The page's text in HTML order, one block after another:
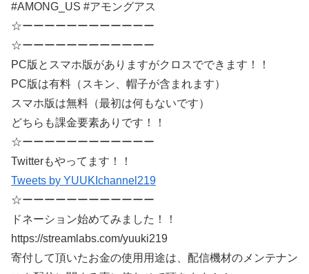
#AMONG_US #アモングアス
☆ーーーーーーーーーーーー
☆ーーーーーーーーーーーー
PC版とスマホ版がありますがクロスでできます！！
PC版は有料（スキン、帽子が含まれます）
スマホ版は無料（最初は何もないです）
どちらも課金要素ありです！！
☆ーーーーーーーーーーーー
Twitterもやってます！！
Tweets by YUUKIchannel219
☆ーーーーーーーーーーーー
ドネーション始めてみました！！
https://streamlabs.com/yuuki219
寄付して頂いたお金の使用用途は、配信機材のメンテナン